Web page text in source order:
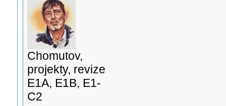
Chomutov,
projekty, revize
E1A, E1B, E1-
C2